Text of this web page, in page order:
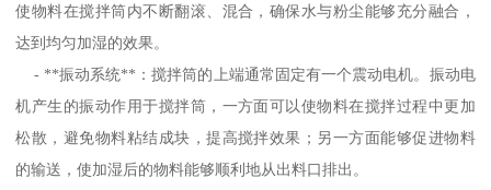
使物料在搅拌筒内不断翻滚、混合，确保水与粉尘能够充分融合，
达到均匀加湿的效果。
- **振动系统**：搅拌筒的上端通常固定有一个震动电机。振动电
机产生的振动作用于搅拌筒，一方面可以使物料在搅拌过程中更加
松散，避免物料粘结成块，提高搅拌效果；另一方面能够促进物料
的输送，使加湿后的物料能够顺利地从出料口排出。